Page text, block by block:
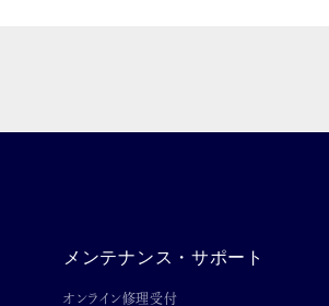
メンテナンス・サポート
オンライン修理受付